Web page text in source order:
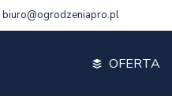
biuro@ogrodzeniapro.pl
OFERTA